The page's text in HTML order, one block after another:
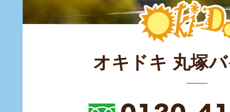
オキドキ 丸塚